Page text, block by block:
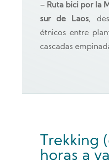
– Ruta bici por la
sur de Laos,
étnicos entre
cascadas
Trekking
horas a